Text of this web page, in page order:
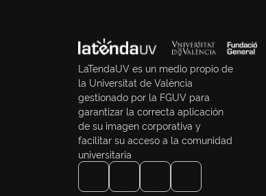
LaTendaUV es un medio propio de
la Universitat de València
gestionado por la FGUV para
garantizar la correcta aplicación
de su imagen corporativa y
facilitar su acceso a la comunidad
universitaria